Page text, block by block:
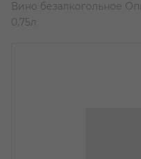
Вино безалкогольное
0,75л